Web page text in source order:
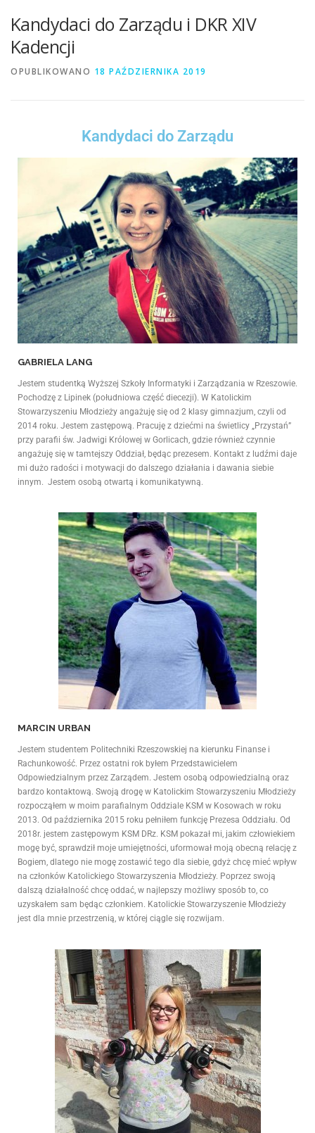
Kandydaci do Zarządu i DKR XIV
Kadencji
OPUBLIKOWANO 18 PAŹDZIERNIKA 2019
Kandydaci do Zarządu
GABRIELA LANG
Jestem studentką Wyższej Szkoły Informatyki i Zarządzania w Rzeszowie.
Pochodzę z Lipinek (południowa część diecezji). W Katolickim
Stowarzyszeniu Młodzieży angażuję się od 2 klasy gimnazjum, czyli od
2014 roku. Jestem zastępową. Pracuję z dziećmi na świetlicy „Przystań”
przy parafii św. Jadwigi Królowej w Gorlicach, gdzie również czynnie
angażuję się w tamtejszy Oddział, będąc prezesem. Kontakt z ludźmi daje
mi dużo radości i motywacji do dalszego działania i dawania siebie
innym. Jestem osobą otwartą i komunikatywną.
MARCIN URBAN
Jestem studentem Politechniki Rzeszowskiej na kierunku Finanse i
Rachunkowość. Przez ostatni rok byłem Przedstawicielem
Odpowiedzialnym przez Zarządem. Jestem osobą odpowiedzialną oraz
bardzo kontaktową. Swoją drogę w Katolickim Stowarzyszeniu Młodzieży
rozpocząłem w moim parafialnym Oddziale KSM w Kosowach w roku
2013. Od października 2015 roku pełniłem funkcję Prezesa Oddziału. Od
2018r. jestem zastępowym KSM DRz. KSM pokazał mi, jakim człowiekiem
mogę być, sprawdził moje umiejętności, uformował moją obecną relację z
Bogiem, dlatego nie mogę zostawić tego dla siebie, gdyż chcę mieć wpływ
na członków Katolickiego Stowarzyszenia Młodzieży. Poprzez swoją
dalszą działalność chcę oddać, w najlepszy możliwy sposób to, co
uzyskałem sam będąc członkiem. Katolickie Stowarzyszenie Młodzieży
jest dla mnie przestrzenią, w której ciągle się rozwijam.